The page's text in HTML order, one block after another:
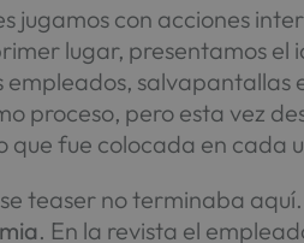
jugamos con acciones
lugar, presentamos el
empleados, salvapantallas
proceso, pero esta vez
que fue colocada en cada
teaser no terminaba
. En la revista el